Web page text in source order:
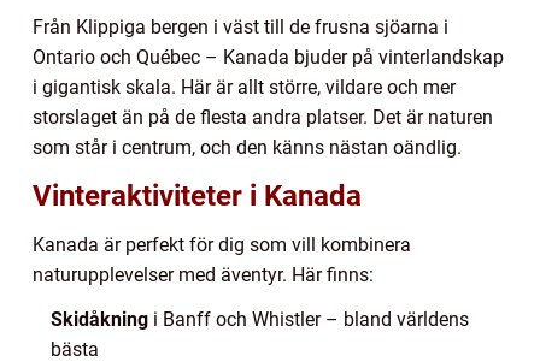
Från Klippiga bergen i väst till de frusna sjöarna i
Ontario och Québec – Kanada bjuder på vinterlandskap
i gigantisk skala. Här är allt större, vildare och mer
storslaget än på de flesta andra platser. Det är naturen
som står i centrum, och den känns nästan oändlig.
Vinteraktiviteter i Kanada
Kanada är perfekt för dig som vill kombinera
naturupplevelser med äventyr. Här finns:
Skidåkning i Banff och Whistler – bland världens
bästa